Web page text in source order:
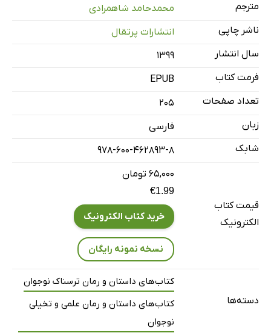
مترجم
محمدحامد شاهمرادی
ناشر چاپی
انتشارات پرتقال
سال انتشار
۱۳۹۹
فرمت کتاب
EPUB
تعداد صفحات
205
زبان
فارسی
شابک
978-600-462893-8
قیمت کتاب
الکترونیک
۶۵,۰۰۰ تومان
€1.99
خرید کتاب الکترونیک
نسخه نمونه رایگان
دسته‌ها
کتاب‌های داستان و رمان ترسناک نوجوان
کتاب‌های داستان و رمان علمی و تخیلی
نوجوان